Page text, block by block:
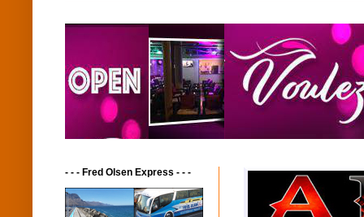
- - - Fred Olsen Express - - -